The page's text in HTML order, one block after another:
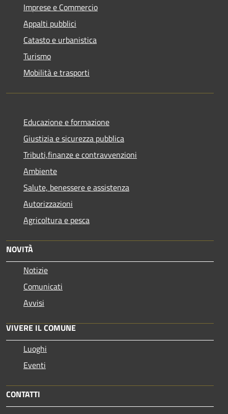
Imprese e Commercio
Appalti pubblici
Catasto e urbanistica
Turismo
Mobilità e trasporti
Educazione e formazione
Giustizia e sicurezza pubblica
Tributi,finanze e contravvenzioni
Ambiente
Salute, benessere e assistenza
Autorizzazioni
Agricoltura e pesca
NOVITÀ
Notizie
Comunicati
Avvisi
VIVERE IL COMUNE
Luoghi
Eventi
CONTATTI